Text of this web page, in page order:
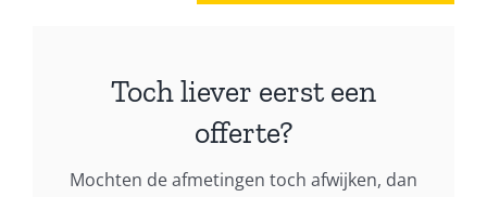
aantal
Toch liever eerst een
offerte?
Mochten de afmetingen toch afwijken, dan